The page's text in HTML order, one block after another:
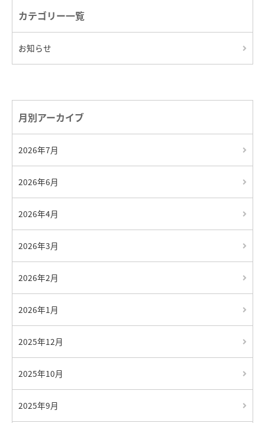
カテゴリー一覧
お知らせ
月別アーカイブ
2026年7月
2026年6月
2026年4月
2026年3月
2026年2月
2026年1月
2025年12月
2025年10月
2025年9月